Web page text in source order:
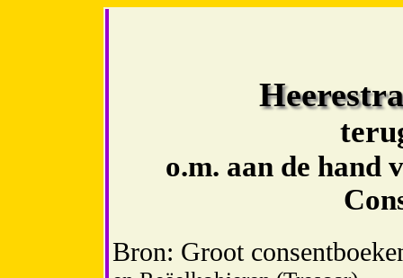
o.m. aan de hand
Bron: Groot